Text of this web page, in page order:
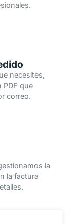
necesites,
PDF que
correo.
la
la factura